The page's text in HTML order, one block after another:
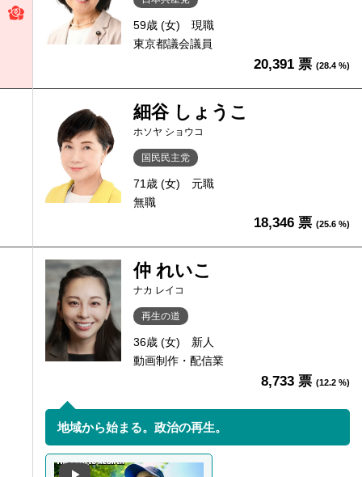
59歳 (女)
現職
東京都議会議員
20,391 票 (28.4 %)
細谷 しょうこ
ホソヤ ショウコ
国民民主党
71歳 (女)
元職
無職
18,346 票 (25.6 %)
仲 れいこ
ナカ レイコ
再生の道
36歳 (女)
新人
動画制作・配信業
8,733 票 (12.2 %)
地域から始まる。政治の再生。